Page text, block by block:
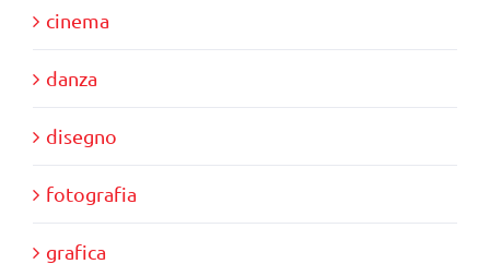
cinema
danza
disegno
fotografia
grafica